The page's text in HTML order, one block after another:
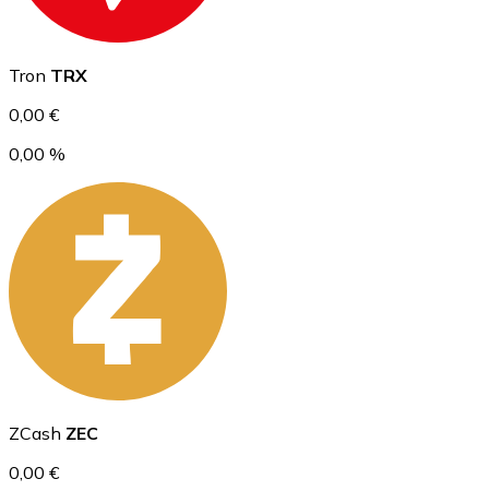
Ethereum
ETH
USD Coin
USDC
Tron TRX
0,00 €
0,00 %
ZCash ZEC
0,00 €